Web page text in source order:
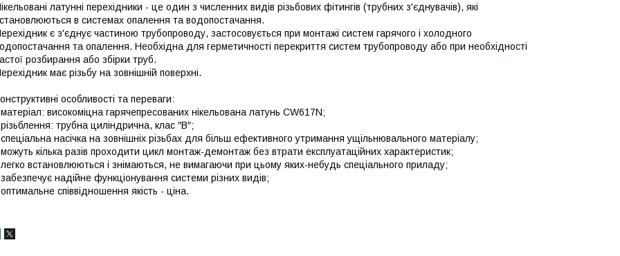
латунні перехідники - це один з численних видів різьбових фітингів (трубних з'єднувачів), які
в системах опалення та водопостачання.
є з'єднує частиною трубопроводу, застосовується при монтажі систем гарячого і холодного
та опалення. Необхідна для герметичності перекриття систем трубопроводу або при необхідності
розбирання або збірки труб.
має різьбу на зовнішній поверхні.
особливості та переваги:
матеріал: високоміцна гарячепресованих нікельована латунь CW617N;
різьблення: трубна циліндрична, клас ″В″;
спеціальна насічка на зовнішніх різьбах для більш ефективного утримання ущільнювального матеріалу;
можуть кілька разів проходити цикл монтаж-демонтаж без втрати експлуатаційних характеристик;
легко встановлюються і знімаються, не вимагаючи при цьому яких-небудь спеціального приладу;
забезпечує надійне функціонування системи різних видів;
оптимальне співвідношення якість - ціна.